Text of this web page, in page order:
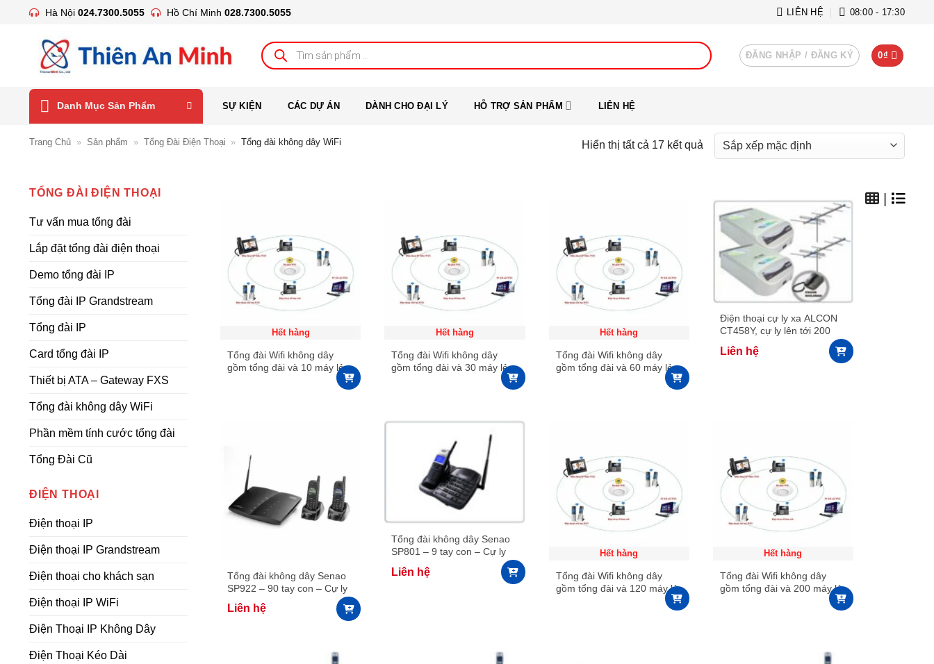
Hà Nội 024.7300.5055 Hồ Chí Minh 028.7300.5055 LIÊN HỆ 08:00 - 17:30
Tìm
kiếm
sản
phẩm
ĐĂNG NHẬP / ĐĂNG KÝ 0₫
Danh Mục Sản Phẩm SỰ KIỆN CÁC DỰ ÁN DÀNH CHO ĐẠI LÝ HỖ TRỢ SẢN PHẨM LIÊN HỆ
Trang Chủ » Sản phẩm » Tổng Đài Điện Thoại » Tổng đài không dây WiFi Hiển thị tất cả 17 kết quả
TỔNG ĐÀI ĐIỆN THOẠI
Tư vấn mua tổng đài
Lắp đặt tổng đài điện thoại
Demo tổng đài IP
Tổng đài IP Grandstream
Tổng đài IP
Card tổng đài IP
Thiết bị ATA – Gateway FXS
Tổng đài không dây WiFi
Phần mềm tính cước tổng đài
Tổng Đài Cũ
ĐIỆN THOẠI
Điện thoại IP
Điện thoại IP Grandstream
Điện thoại cho khách sạn
Điện thoại IP WiFi
Điện Thoại IP Không Dây
Điện Thoại Kéo Dài
Hết hàng
Tổng đài Wifi không dây
gồm tổng đài và 10 máy lẻ
Hết hàng
Tổng đài Wifi không dây
gồm tổng đài và 30 máy lẻ
Hết hàng
Tổng đài Wifi không dây
gồm tổng đài và 60 máy lẻ
Điện thoại cự ly xa ALCON
CT458Y, cự ly lên tới 200
KM
Liên hệ
Tổng đài không dây Senao
SP922 – 90 tay con – Cự ly
lên đến 8km
Liên hệ
Tổng đài không dây Senao
SP801 – 9 tay con – Cự ly
lên đến 5km
Liên hệ
Hết hàng
Tổng đài Wifi không dây
gồm tổng đài và 120 máy lẻ
Hết hàng
Tổng đài Wifi không dây
gồm tổng đài và 200 máy lẻ